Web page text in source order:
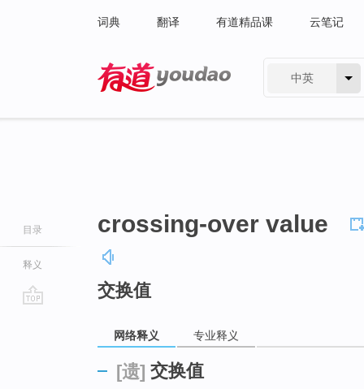
词典 翻译 有道精品课 云笔记
中英
目录
释义
crossing-over value
交换值
网络释义 专业释义
[遗] 交换值